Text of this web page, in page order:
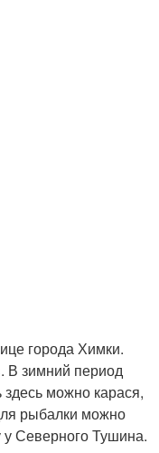
города Химки.
В зимний период
можно карася,
рыбалки можно
у Северного Тушина.